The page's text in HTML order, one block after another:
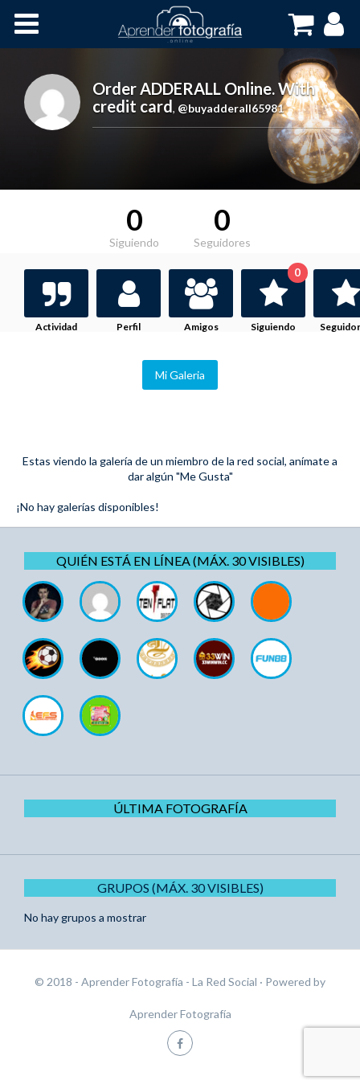
Cursos OnLine
Order ADDERALL Online. With
credit card, @buyadderall65981
0
Siguiendo
0
Seguidores
Actividad Perfil Amigos Siguiendo
0
Mi Galeria
Estas viendo la galería de un miembro de la red social, anímate a
dar algún "Me Gusta"
¡No hay galerías disponibles!
QUIÉN ESTÁ EN LÍNEA (MÁX. 30 VISIBLES)
ÚLTIMA FOTOGRAFÍA
GRUPOS (MÁX. 30 VISIBLES)
No hay grupos a mostrar
© 2018 - Aprender Fotografía - La Red Social · Powered by
Aprender Fotografía